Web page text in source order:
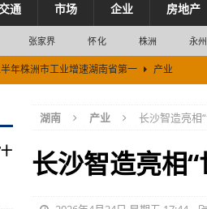
交通 市场 企业 房地产
张家界 怀化 株洲 永州
年株洲市工业增速湖南省第一
产业
扩容入境游市场
市场
创投活跃区域50强
市场
能邵阳现代化建设 市场
湖南 产业 长沙智造亮相
长沙智造亮相